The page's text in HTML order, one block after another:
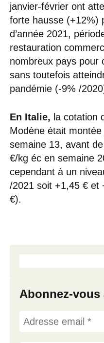
janvier-février ont
forte hausse (+12%)
d’année 2021,
restauration
nombreux pays pour
sans toutefois
pandémie (-9% /
En Italie, la cotation
Modène était montée
semaine 13, avant de
€/kg éc en semaine
cependant à un
/2021 soit +1,45 € et
€).
Abonnez-vous